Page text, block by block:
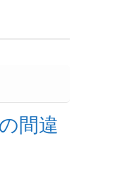
間違